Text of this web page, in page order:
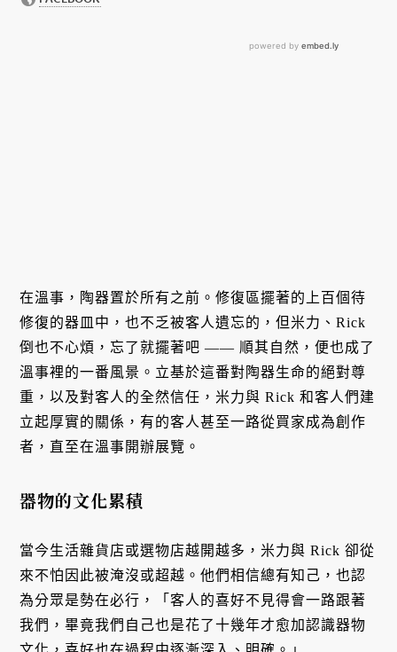
在溫事，陶器置於所有之前。修復區擺著的上百個待
修復的器皿中，也不乏被客人遺忘的，但米力、Rick
倒也不心煩，忘了就擺著吧 —— 順其自然，便也成了
溫事裡的一番風景。立基於這番對陶器生命的絕對尊
重，以及對客人的全然信任，米力與 Rick 和客人們建
立起厚實的關係，有的客人甚至一路從買家成為創作
者，直至在溫事開辦展覽。
器物的文化累積
當今生活雜貨店或選物店越開越多，米力與 Rick 卻從
來不怕因此被淹沒或超越。他們相信總有知己，也認
為分眾是勢在必行，「客人的喜好不見得會一路跟著
我們，畢竟我們自己也是花了十幾年才愈加認識器物